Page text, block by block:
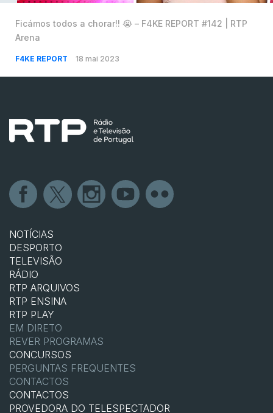
Ficámos todos a chorar!! 😭 – F4KE REPORT #142 | RTP
Arena
F4KE REPORT 18 mai 2023
NOTÍCIAS
DESPORTO
TELEVISÃO
RÁDIO
RTP ARQUIVOS
RTP ENSINA
RTP PLAY
EM DIRETO
REVER PROGRAMAS
CONCURSOS
PERGUNTAS FREQUENTES
CONTACTOS
CONTACTOS
PROVEDORA DO TELESPECTADOR